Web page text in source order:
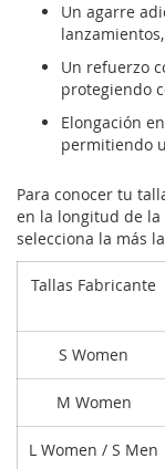
Un agarre
Un refuerzo
protegiendo
Elongación
permitiendo
Para conocer tu
en la longitud de
selecciona la más
Tallas Fabricante
S Women
M Women
L Women / S Men